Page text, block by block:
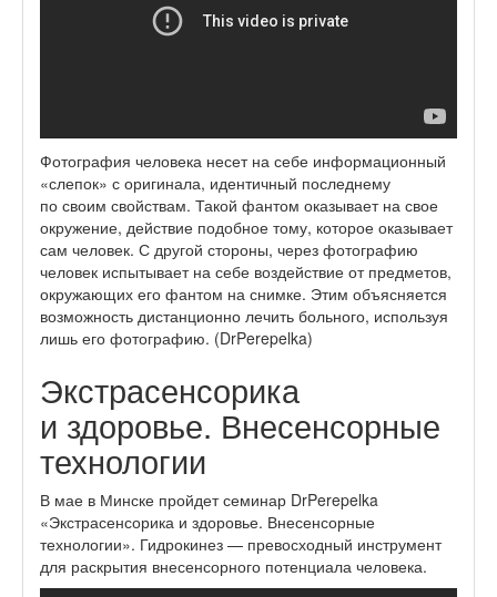
Фотография человека несет на себе информационный
«слепок» с оригинала, идентичный последнему
по своим свойствам. Такой фантом оказывает на свое
окружение, действие подобное тому, которое оказывает
сам человек. С другой стороны, через фотографию
человек испытывает на себе воздействие от предметов,
окружающих его фантом на снимке. Этим объясняется
возможность дистанционно лечить больного, используя
лишь его фотографию. (DrPerepelka)
Экстрасенсорика
и здоровье. Внесенсорные
технологии
В мае в Минске пройдет семинар DrPerepelka
«Экстрасенсорика и здоровье. Внесенсорные
технологии». Гидрокинез — превосходный инструмент
для раскрытия внесенсорного потенциала человека.